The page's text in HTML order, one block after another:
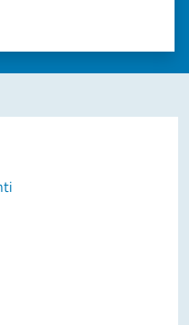
1 a 5 stelle)
valutare la chiarezza delle
5